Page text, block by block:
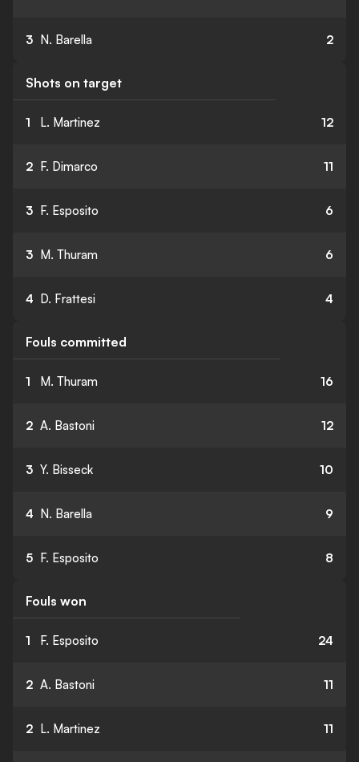
3 N. Barella 2
Shots on target
1 L. Martinez 12
2 F. Dimarco 11
3 F. Esposito 6
3 M. Thuram 6
4 D. Frattesi 4
Fouls committed
1 M. Thuram 16
2 A. Bastoni 12
3 Y. Bisseck 10
4 N. Barella 9
5 F. Esposito 8
Fouls won
1 F. Esposito 24
2 A. Bastoni 11
2 L. Martinez 11